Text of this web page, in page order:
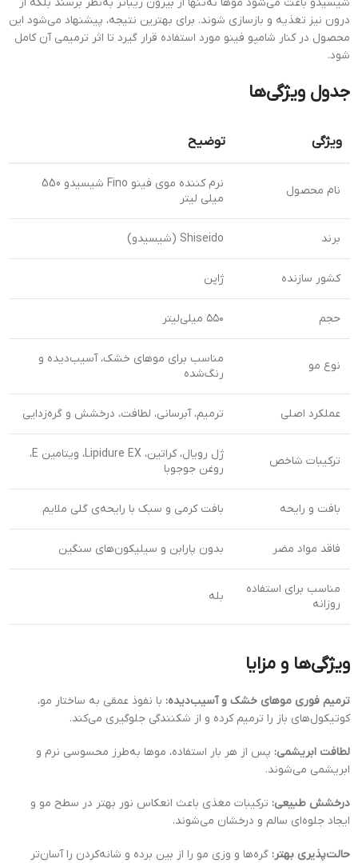
درون نیز تغذیه و بازسازی شوند. برای بهترین نتیجه، پیشنهاد می‌شود این
محصول در کنار شامپو فینو مورد استفاده قرار گیرد تا اثر ترمیمی آن کامل
شود.
جدول ویژگی‌ها
ویژگی توضیح
نام محصول
نرم کننده موی فینو Fino شیسیدو 550
میلی لیتر
برند Shiseido (شیسیدو)
کشور سازنده ژاپن
حجم ۵۵۰ میلی‌لیتر
نوع مو
مناسب برای موهای خشک، آسیب‌دیده و
رنگ‌شده
عملکرد اصلی ترمیم، آبرسانی، لطافت، درخشش و گره‌زدایی
ترکیبات شاخص
ژل رویال، کراتین، Lipidure EX، ویتامین E،
روغن جوجوبا
بافت و رایحه بافت کرمی و سبک با رایحه‌ی گلی ملایم
فاقد مواد مضر بدون پارابن و سیلیکون‌های سنگین
مناسب برای استفاده
روزانه
بله
ویژگی‌ها و مزایا
ترمیم فوری موهای خشک و آسیب‌دیده: با نفوذ عمقی به ساختار مو،
کوتیکول‌های باز را ترمیم کرده و از شکنندگی جلوگیری می‌کند.
لطافت ابریشمی: پس از هر بار استفاده، موها به‌طرز محسوسی نرم و
ابریشمی می‌شوند.
درخشش طبیعی: ترکیبات مغذی باعث انعکاس نور بهتر در سطح مو و
ایجاد جلوه‌ای سالم و درخشان می‌شوند.
حالت‌پذیری بهتر: گره‌ها و وزی مو را از بین برده و شانه‌کردن را آسان‌تر